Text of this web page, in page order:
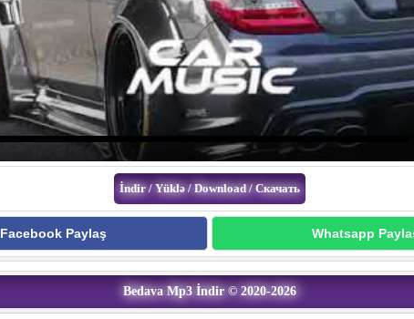
Facebook Paylaş Whatsapp
Bedava Mp3 İndir © 2020-2026